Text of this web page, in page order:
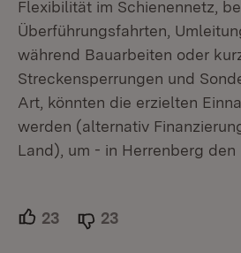
Flexibilität im Schienennetz,
Überführungsfahrten,
während Bauarbeiten oder
Streckensperrungen und
Art, könnten die erzielten
werden (alternativ
Land), um - in Herrenberg den
23 Unterstützer.
23